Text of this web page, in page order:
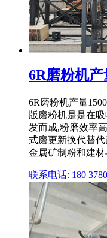
6R磨粉机
6R磨粉机产量
版磨粉机是是在
发而成,粉磨效率
式磨更新换代替
金属矿制粉和建材
联系电话: 180